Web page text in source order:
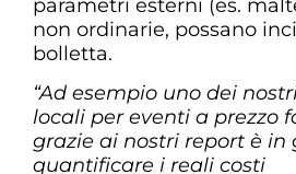
parametri esterni (es.
non ordinarie, possano
bolletta.
“Ad esempio uno dei
locali per eventi a prezzo
grazie ai nostri report è in
quantificare i reali costi